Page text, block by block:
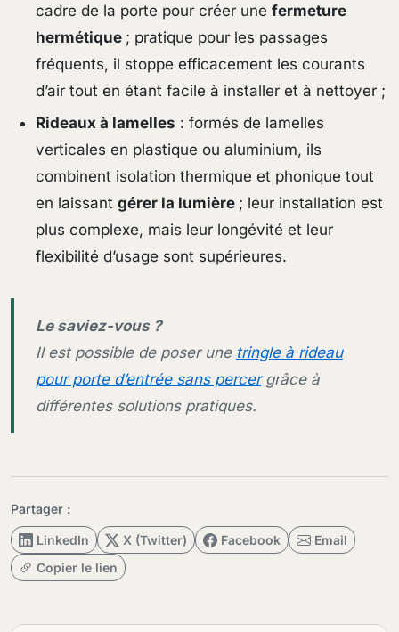
cadre de la porte pour créer une fermeture
hermétique ; pratique pour les passages
fréquents, il stoppe efficacement les courants
d’air tout en étant facile à installer et à nettoyer ;
Rideaux à lamelles : formés de lamelles
verticales en plastique ou aluminium, ils
combinent isolation thermique et phonique tout
en laissant gérer la lumière ; leur installation est
plus complexe, mais leur longévité et leur
flexibilité d’usage sont supérieures.
Le saviez-vous ?
Il est possible de poser une tringle à rideau
pour porte d’entrée sans percergrâce à
différentes solutions pratiques.
Partager :
LinkedIn X (Twitter) Facebook
Email
Copier le lien